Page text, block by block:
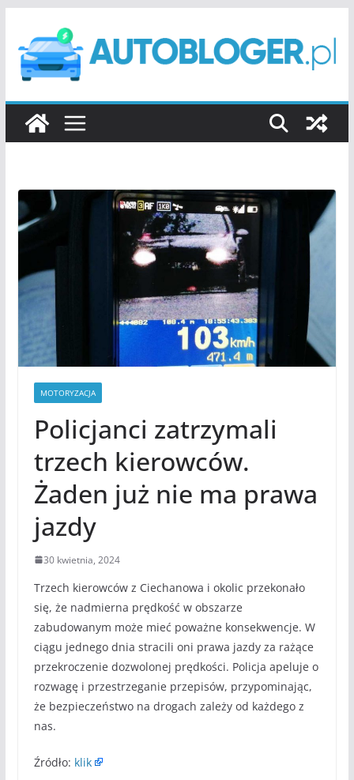
treści
MOTORYZACJA
Policjanci zatrzymali
trzech kierowców.
Żaden już nie ma prawa
jazdy
30 kwietnia, 2024
Trzech kierowców z Ciechanowa i okolic przekonało
się, że nadmierna prędkość w obszarze
zabudowanym może mieć poważne konsekwencje. W
ciągu jednego dnia stracili oni prawa jazdy za rażące
przekroczenie dozwolonej prędkości. Policja apeluje o
rozwagę i przestrzeganie przepisów, przypominając,
że bezpieczeństwo na drogach zależy od każdego z
nas.
Źródło: klik